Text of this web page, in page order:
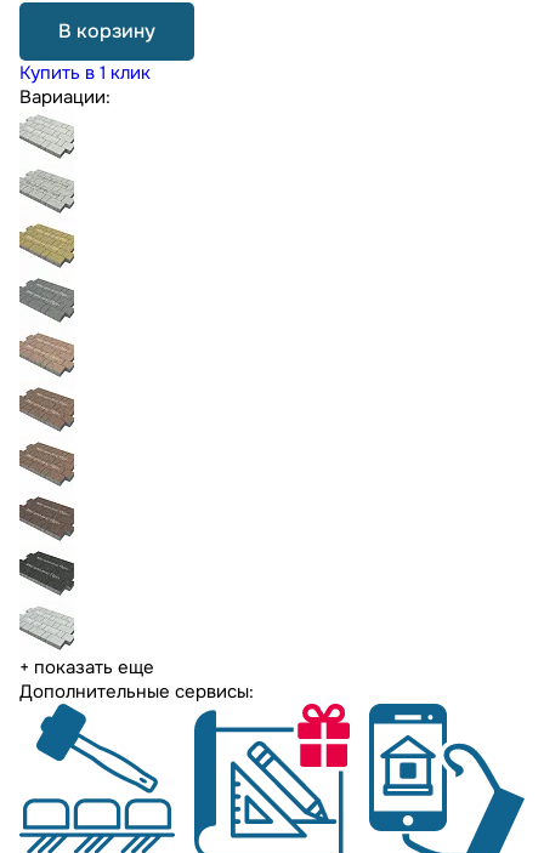
В корзину
Купить в 1 клик
Вариации:
+ показать еще
Дополнительные сервисы: